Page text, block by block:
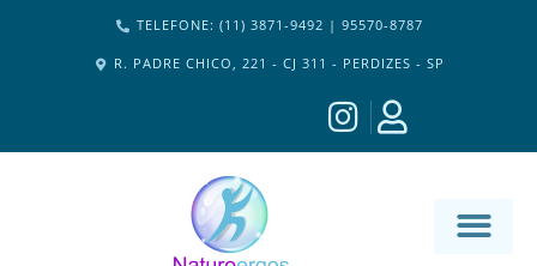
TELEFONE: (11) 3871-9492 | 95570-8787
R. PADRE CHICO, 221 - CJ 311 - PERDIZES - SP